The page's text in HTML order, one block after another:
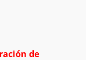
de